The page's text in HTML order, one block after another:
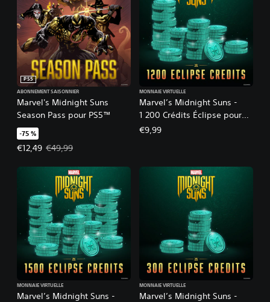
Marvel's Midnight Suns
Season Pass pour PS5™
PS5
ABONNEMENT SAISONNIER
-75 %
€12,49
Prix de l'offre : €12,49 Prix initial : €49,99
€49,99
Marvel’s Midnight Suns -
1 200 Crédits Éclipse pour
PS5™
MONNAIE VIRTUELLE
€9,99
Marvel’s Midnight Suns -
MONNAIE VIRTUELLE
Marvel’s Midnight Suns -
MONNAIE VIRTUELLE